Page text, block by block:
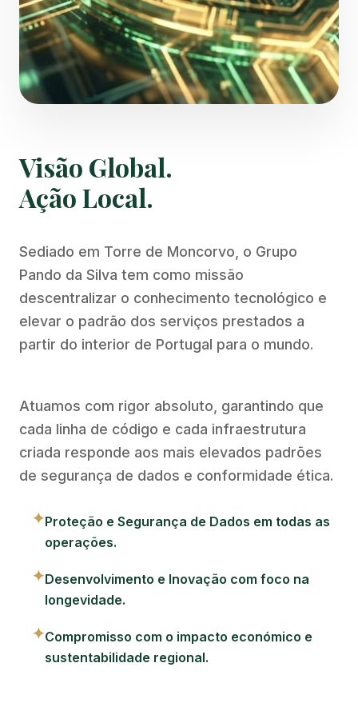
Visão Global.
Ação Local.
Sediado em Torre de Moncorvo, o Grupo
Pando da Silva tem como missão
descentralizar o conhecimento tecnológico e
elevar o padrão dos serviços prestados a
partir do interior de Portugal para o mundo.
Atuamos com rigor absoluto, garantindo que
cada linha de código e cada infraestrutura
criada responde aos mais elevados padrões
de segurança de dados e conformidade ética.
✦Proteção e Segurança de Dados em todas as
operações.
✦Desenvolvimento e Inovação com foco na
longevidade.
✦Compromisso com o impacto económico e
sustentabilidade regional.